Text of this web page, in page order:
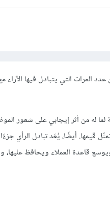
لما له من أثر إيجابي على شعور
قيمها. أيضًا، يُعَد تبادل الرأي
قاعدة العملاء ويحافظ عليها،